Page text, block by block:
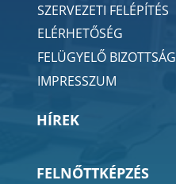
SZERVEZETI FELÉPÍTÉS
ELÉRHETŐSÉG
FELÜGYELŐ BIZOTTSÁG
IMPRESSZUM
HÍREK
FELNŐTTKÉPZÉS